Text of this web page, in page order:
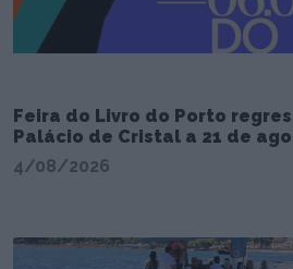
Feira do Livro do Porto
Palácio de Cristal a 21 de
4/08/2026